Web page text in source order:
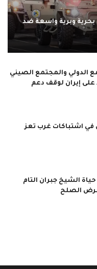
وبرية واسعة ضد
الدولي والمجتمع الصيني
إيران لوقف دعم
الشيخ جبران التام
الصلح